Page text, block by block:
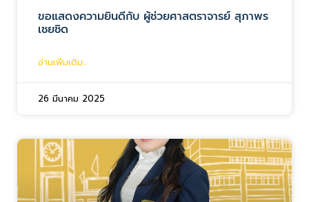
ขอแสดงความยินดีกับ ผู้ช่วยศาสตราจารย์ สุภาพร
เชยชิด
อ่านเพิ่มเติม...
26 มีนาคม 2025